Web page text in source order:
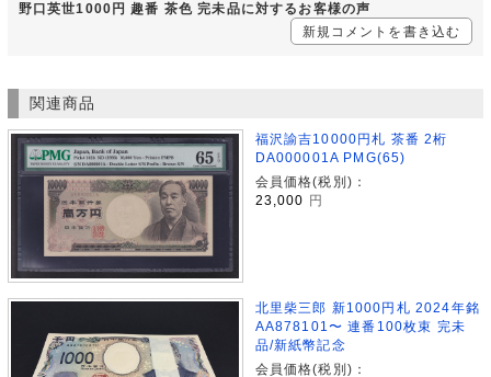
野口英世1000円 趣番 茶色 完未品に対するお客様の声
新規コメントを書き込む
関連商品
福沢諭吉10000円札 茶番 2桁
DA000001A PMG(65)
会員価格(税別)：
23,000
円
北里柴三郎 新1000円札 2024年銘
AA878101〜 連番100枚束 完未
品/新紙幣記念
会員価格(税別)：